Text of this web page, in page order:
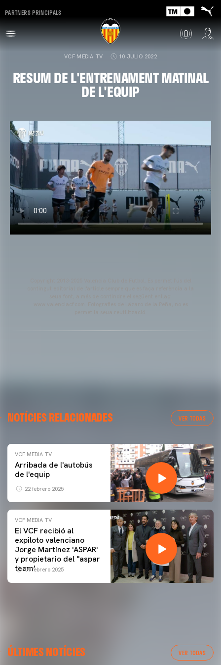
PARTNERS PRINCIPALS
VCF MEDIA TV 10 JULIO 2022
RESUM DE L'ENTRENAMENT MATINAL
DE L'EQUIP
NOTÍCIES RELACIONADES VER TODAS
VCF MEDIA TV
Arribada de l'autobús
de l'equip
22 febrero 2025
VCF MEDIA TV
El VCF recibió al
expiloto valenciano
Jorge Martínez 'ASPAR'
y propietario del ''aspar
team'
09 febrero 2025
ÚLTIMES NOTÍCIES VER TODAS